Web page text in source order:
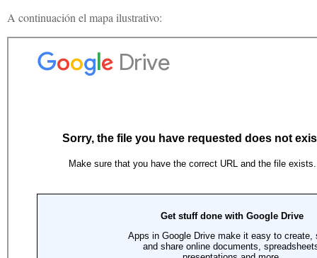
A continuación el mapa ilustrativo: